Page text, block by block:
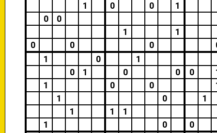
1
0 0
1
0
0
1
1
0
0 0
1
0
1
0
1 0 0 0
1
0 0
1
0
1
1
1
1
1
0
0